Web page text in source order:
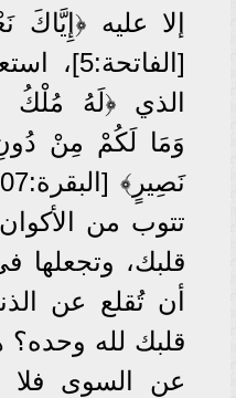
إلا عليه ﴿إِيَّاكَ
الذي ﴿لَهُ مُلْكُ
وَمَا لَكُمْ مِنْ
تتوب من
قلبك،
أن تُقلع عن
قلبك لله
عن السوى فلا